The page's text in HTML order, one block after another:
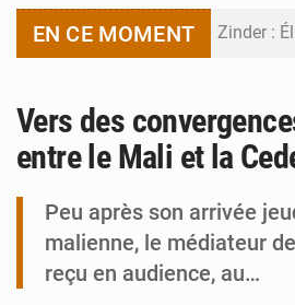
EN CE MOMENT
Vers des
entre le Mali et la
Peu après son arrivée
malienne, le médiateur
reçu en audience, au…